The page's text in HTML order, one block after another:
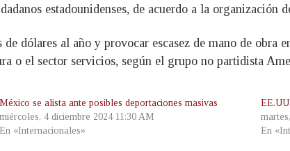
estadounidenses, de acuerdo a la organización
dólares al año y provocar escasez de mano de obra
o el sector servicios, según el grupo no partidista
México se alista ante posibles deportaciones masivas
miércoles, 4 diciembre 2024 11:30 AM
En «Internacionales»
En